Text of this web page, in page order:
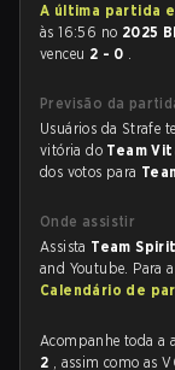
A última partida
às 16:56 no 2025
venceu 2 - 0 .
Previsão da
Usuários da Strafe
vitória do Team
dos votos para
Onde assistir
Assista Team
and Youtube. Para
Calendário de
Acompanhe toda a
2 , assim como as